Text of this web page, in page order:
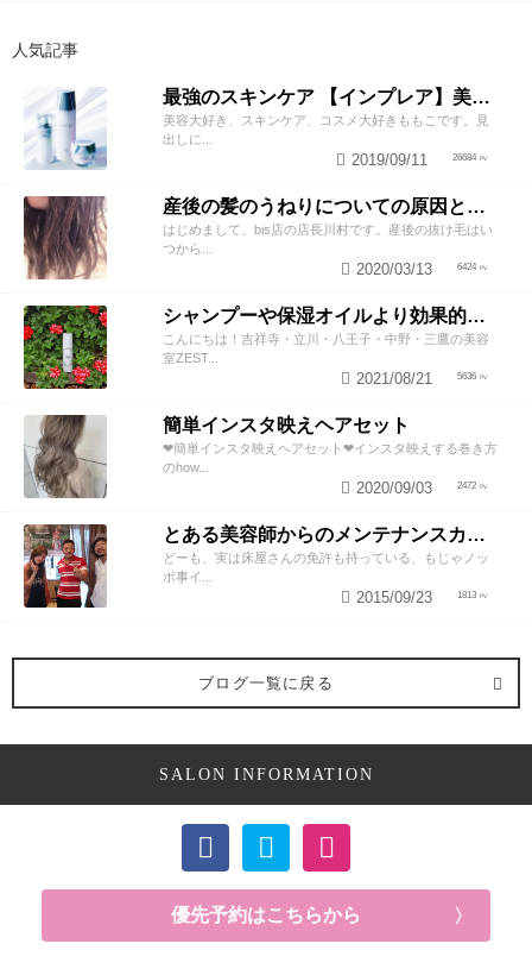
人気記事
最強のスキンケア 【インプレア】美容師がオススメする、神ポイント5つ公開！
美容大好き、スキンケア、コスメ大好きももこです。見
出しに...
26684
2019/09/11
産後の髪のうねりについての原因と対策！
はじめまして、bis店の店長川村です。産後の抜け毛はい
つから...
6424
2020/03/13
シャンプーや保湿オイルより効果的！？美容師が教える頭皮の臭い＆乾燥ケアとは
こんにちは！吉祥寺・立川・八王子・中野・三鷹の美容
室ZEST...
5636
2021/08/21
簡単インスタ映えヘアセット
❤︎簡単インスタ映えヘアセット❤︎インスタ映えする巻き方
のhow...
2472
2020/09/03
とある美容師からのメンテナンスカットのススメ
どーも、実は床屋さんの免許も持っている、もじゃノッ
ポ事イ...
1813
2015/09/23
ブログ一覧に戻る
SALON INFORMATION
優先予約はこちらから